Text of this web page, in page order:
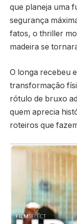
que planeja uma
segurança
fatos, o thriller
madeira se
O longa recebeu
transformação
rótulo de bruxo
quem aprecia
roteiros que